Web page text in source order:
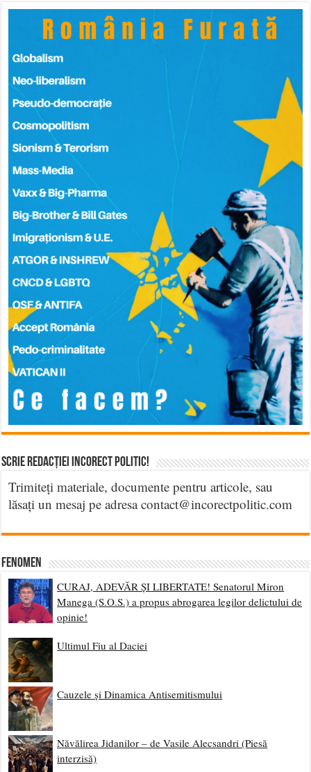
Scrie Redacției Incorect Politic!
Trimiteți materiale, documente pentru articole, sau
lăsați un mesaj pe adresa contact@incorectpolitic.com
Fenomen
CURAJ, ADEVĂR ȘI LIBERTATE! Senatorul Miron
Manega (S.O.S.) a propus abrogarea legilor delictului de
opinie!
Ultimul Fiu al Daciei
Cauzele și Dinamica Antisemitismului
Năvălirea Jidanilor – de Vasile Alecsandri (Piesă
interzisă)